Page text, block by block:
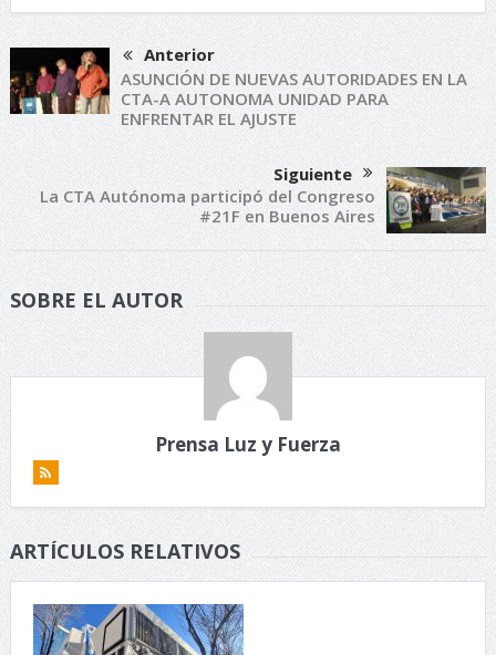
Anterior
ASUNCIÓN DE NUEVAS AUTORIDADES EN LA
CTA-A AUTONOMA UNIDAD PARA
ENFRENTAR EL AJUSTE
Siguiente
La CTA Autónoma participó del Congreso
#21F en Buenos Aires
SOBRE EL AUTOR
Prensa Luz y Fuerza
ARTÍCULOS RELATIVOS